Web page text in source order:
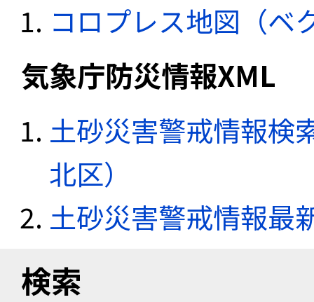
コロプレス地図（ベ
気象庁防災情報XML
土砂災害警戒情報検
北区）
土砂災害警戒情報最
検索